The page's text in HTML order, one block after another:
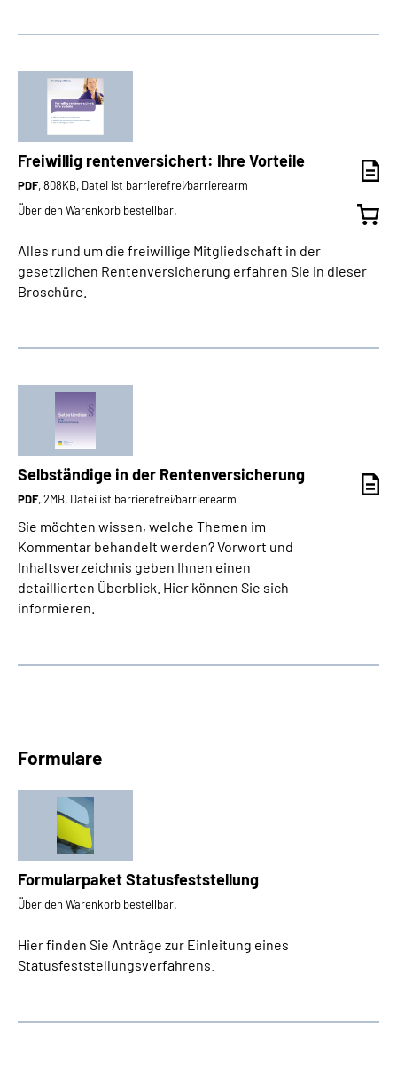
Freiwillig rentenversichert: Ihre Vorteile
PDF, 808KB, Datei ist barrierefrei⁄barrierearm
Über den Warenkorb bestellbar.
Alles rund um die freiwillige Mitgliedschaft in der
gesetzlichen Rentenversicherung erfahren Sie in dieser
Broschüre.
Selbständige in der Rentenversicherung
PDF, 2MB, Datei ist barrierefrei⁄barrierearm
Sie möchten wissen, welche Themen im
Kommentar behandelt werden? Vorwort und
Inhaltsverzeichnis geben Ihnen einen
detaillierten Überblick. Hier können Sie sich
informieren.
Formulare
Formularpaket Statusfeststellung
Über den Warenkorb bestellbar.
Hier finden Sie Anträge zur Einleitung eines
Statusfeststellungsverfahrens.